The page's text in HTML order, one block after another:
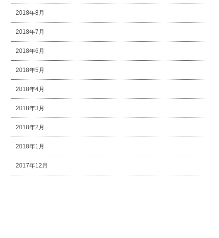
2018年8月
2018年7月
2018年6月
2018年5月
2018年4月
2018年3月
2018年2月
2018年1月
2017年12月